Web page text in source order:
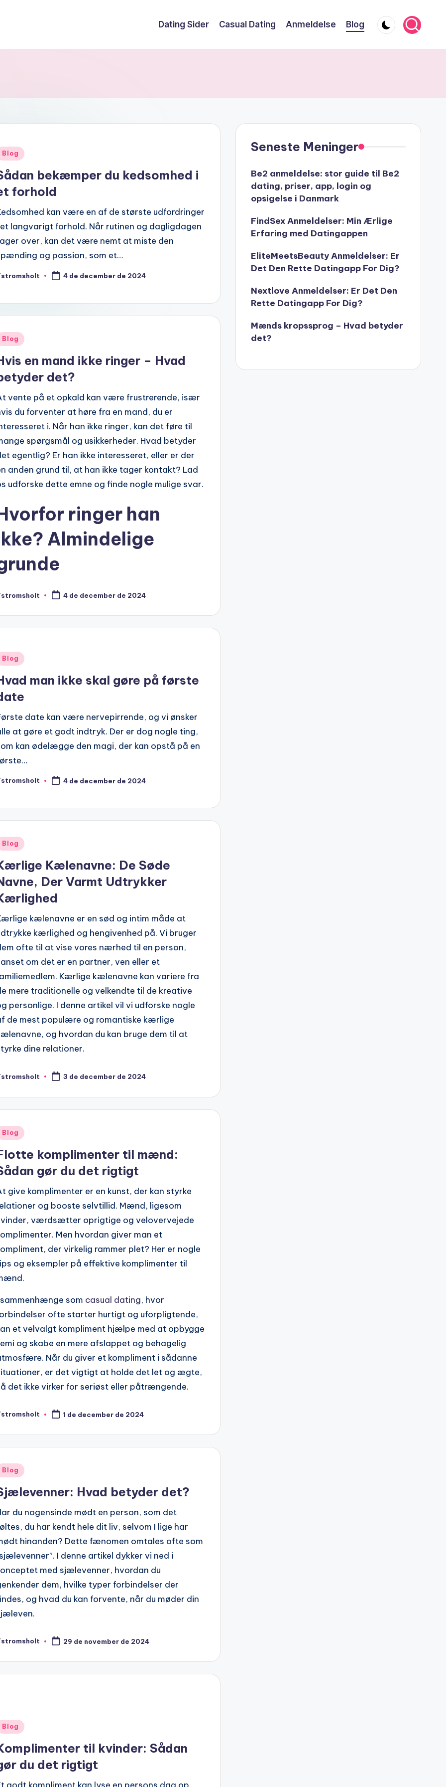
Dating Sider Casual Dating Anmeldelse Blog
Blog
bekæmper du kedsomhed i
forhold
kan være en af de største udfordringer
langvarigt forhold. Når rutinen og dagligdagen
over, kan det være nemt at miste den
og passion, som et…
4 de december de 2024
Blog
en mand ikke ringer – Hvad
det?
vente på et opkald kan være frustrerende, især
du forventer at høre fra en mand, du er
i. Når han ikke ringer, kan det føre til
spørgsmål og usikkerheder. Hvad betyder
egentlig? Er han ikke interesseret, eller er der
anden grund til, at han ikke tager kontakt? Lad
udforske dette emne og finde nogle mulige svar.
ringer han
Almindelige
4 de december de 2024
Blog
man ikke skal gøre på første
date kan være nervepirrende, og vi ønsker
at gøre et godt indtryk. Der er dog nogle ting,
kan ødelægge den magi, der kan opstå på en
4 de december de 2024
Blog
Kælenavne: De Søde
Der Varmt Udtrykker
kælenavne er en sød og intim måde at
kærlighed og hengivenhed på. Vi bruger
ofte til at vise vores nærhed til en person,
om det er en partner, ven eller et
Kærlige kælenavne kan variere fra
mere traditionelle og velkendte til de kreative
personlige. I denne artikel vil vi udforske nogle
de mest populære og romantiske kærlige
og hvordan du kan bruge dem til at
dine relationer.
3 de december de 2024
Blog
komplimenter til mænd:
gør du det rigtigt
give komplimenter er en kunst, der kan styrke
og booste selvtillid. Mænd, ligesom
værdsætter oprigtige og velovervejede
Men hvordan giver man et
der virkelig rammer plet? Her er nogle
og eksempler på effektive komplimenter til
som casual dating, hvor
ofte starter hurtigt og uforpligtende,
et velvalgt kompliment hjælpe med at opbygge
og skabe en mere afslappet og behagelig
Når du giver et kompliment i sådanne
er det vigtigt at holde det let og ægte,
det ikke virker for seriøst eller påtrængende.
1 de december de 2024
Blog
Hvad betyder det?
du nogensinde mødt en person, som det
du har kendt hele dit liv, selvom I lige har
hinanden? Dette fænomen omtales ofte som
I denne artikel dykker vi ned i
med sjælevenner, hvordan du
dem, hvilke typer forbindelser der
og hvad du kan forvente, når du møder din
29 de november de 2024
Blog
til kvinder: Sådan
du det rigtigt
Seneste Meninger
Be2 anmeldelse: stor guide til Be2
dating, priser, app, login og
opsigelse i Danmark
FindSex Anmeldelser: Min Ærlige
Erfaring med Datingappen
EliteMeetsBeauty Anmeldelser: Er
Det Den Rette Datingapp For Dig?
Nextlove Anmeldelser: Er Det Den
Rette Datingapp For Dig?
Mænds kropssprog – Hvad betyder
det?